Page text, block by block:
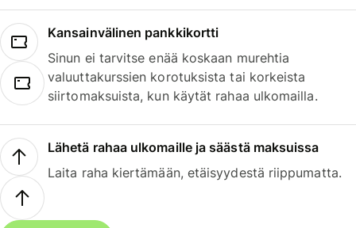
Kansainvälinen pankkikortti
Sinun ei tarvitse enää koskaan murehtia
valuuttakurssien korotuksista tai korkeista
siirtomaksuista, kun käytät rahaa ulkomailla.
Lähetä rahaa ulkomaille ja säästä maksuissa
Laita raha kiertämään, etäisyydestä riippumatta.